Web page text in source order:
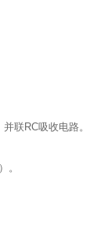
联RC吸收电路。
。